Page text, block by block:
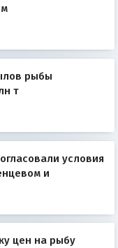
рыбы
т
условия
и
цен на рыбу